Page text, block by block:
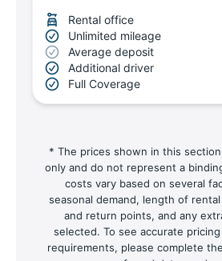
Rental office
Unlimited mileage
Average deposit
Additional driver
Full Coverage
* The prices shown in this
only and do not represent a
costs vary based on several
seasonal demand, length of
and return points, and any
selected. To see accurate
requirements, please complete